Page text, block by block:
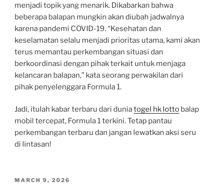
menjadi topik yang menarik. Dikabarkan bahwa
beberapa balapan mungkin akan diubah jadwalnya
karena pandemi COVID-19. “Kesehatan dan
keselamatan selalu menjadi prioritas utama, kami akan
terus memantau perkembangan situasi dan
berkoordinasi dengan pihak terkait untuk menjaga
kelancaran balapan,” kata seorang perwakilan dari
pihak penyelenggara Formula 1.
Jadi, itulah kabar terbaru dari duniatogel hk lotto balap
mobil tercepat, Formula 1 terkini. Tetap pantau
perkembangan terbaru dan jangan lewatkan aksi seru
di lintasan!
POSTED
MARCH 9, 2026